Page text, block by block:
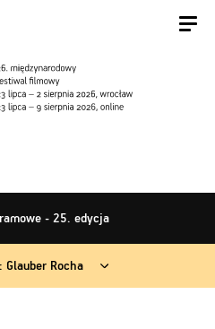
- 25. edycja
Glauber Rocha